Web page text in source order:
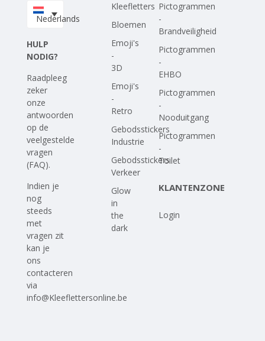
Upload je eigen ontwerp
Nederlands
HULP
NODIG?
Raadpleeg
zeker
onze
antwoorden
op de
veelgestelde
vragen
(FAQ).
Indien je
nog
steeds
met
vragen zit
kan je
ons
contacteren
via
info@Kleeflettersonline.be
Kleefletters
Bloemen
Emoji's
-
3D
Emoji's
-
Retro
Gebodsstickers
Industrie
Gebodsstickers
Verkeer
Glow
in
the
dark
Pictogrammen
-
Brandveiligheid
Pictogrammen
-
EHBO
Pictogrammen
-
Nooduitgang
Pictogrammen
-
Toilet
KLANTENZONE
Login